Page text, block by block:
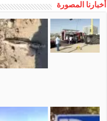
أخبارنا المصورة